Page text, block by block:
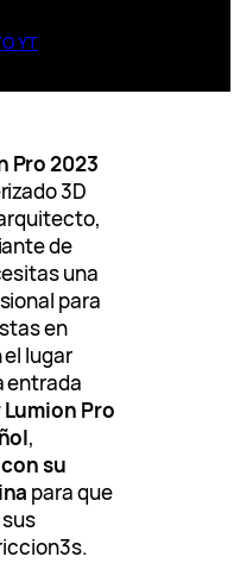
YT
Pro 2023
3D
de
una
para
en
lugar
entrada
Pro
,
su
para que